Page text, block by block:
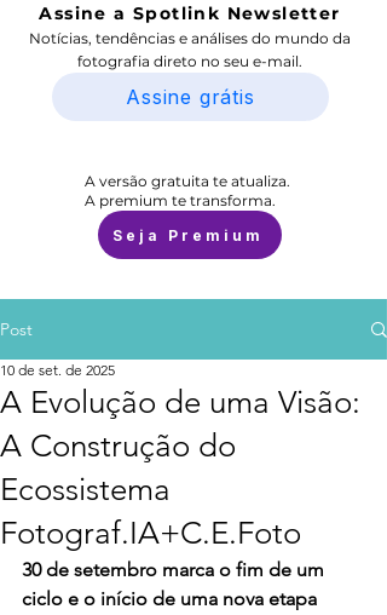
Assine a Spotlink Newsletter
Notícias, tendências e análises do mundo da
fotografia direto no seu e-mail.
Assine grátis
A versão gratuita te atualiza.
A premium te transforma.
Seja Premium
Post
A Evolução de uma Visão:
A Construção do
Ecossistema
Fotograf.IA+C.E.Foto
10 de set. de 2025
30 de setembro marca o fim de um
ciclo e o início de uma nova etapa